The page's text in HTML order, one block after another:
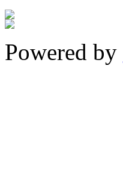
Powered by